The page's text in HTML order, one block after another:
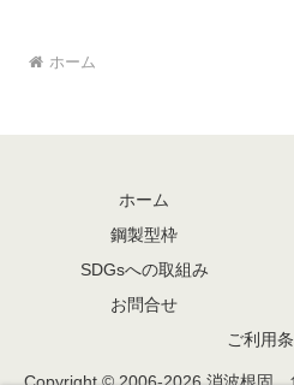
ホーム
ホーム
鋼製型枠
SDGsへの取組み
お問合せ
ご利用
Copyright © 2006-2026 消波根固